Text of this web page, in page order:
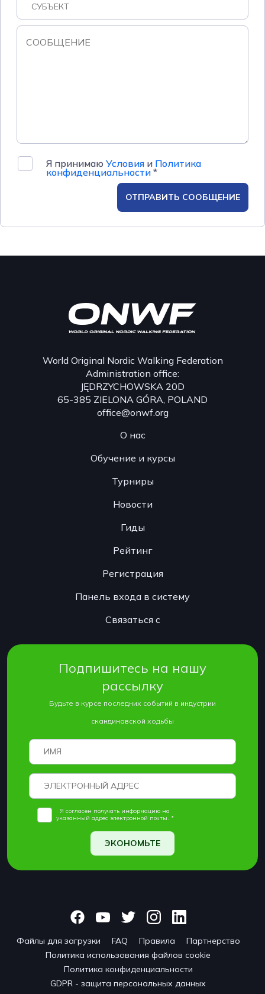
Я принимаю Условия и Политика
конфиденциальности *
World Original Nordic Walking Federation
Administration office:
JĘDRZYCHOWSKA 20D
65-385 ZIELONA GÓRA, POLAND
office@onwf.org
О нас
Обучение и курсы
Турниры
Новости
Гиды
Рейтинг
Регистрация
Панель входа в систему
Связаться с
Подпишитесь на нашу
рассылку
Будьте в курсе последних событий в индустрии
скандинавской ходьбы
Я согласен получать информацию на
указанный адрес электронной почты. *
ЭКОНОМЬТЕ
Файлы для загрузки FAQ Правила
Партнерство
Политика использования файлов cookie
Политика конфиденциальности
GDPR - защита персональных данных